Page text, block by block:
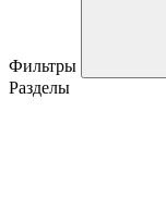
Фильтры
Разделы